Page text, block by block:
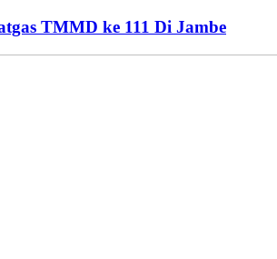
TMMD ke 111 Di Jambe